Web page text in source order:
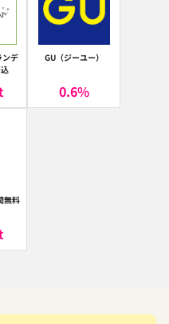
デ
GU（ジーユー）
0.6%
無料